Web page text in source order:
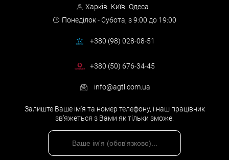
Харків Київ Одеса
Понеділок - Субота, з 9:00 до 19:00
+380 (98) 028-08-51
+380 (50) 676-34-45
info@agtl.com.ua
Залиште Ваше ім'я та номер телефону, і наш працівник
зв'яжеться з Вами як тільки зможе.